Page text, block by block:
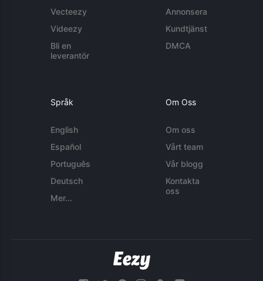
Vecteezy
Videezy
Bli en
leverantör
Annonsera
Kundtjänst
DMCA
Språk
English
Español
Português
Deutsch
Mer...
Om Oss
Om oss
Vårt team
Vår blogg
Kontakta
oss